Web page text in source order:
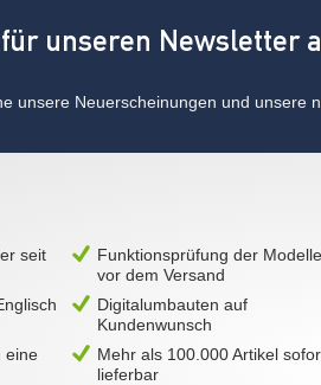
unseren Newsletter
unsere Neuerscheinungen und unsere
seit
Funktionsprüfung der Modelle
vor dem Versand
Digitalumbauten auf
Kundenwunsch
eine
Mehr als 100.000 Artikel
lieferbar